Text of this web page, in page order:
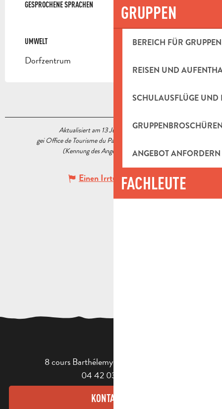
GRUPPEN
BEREICH FÜR GRUPPEN
REISEN UND
SCHULAUSFLÜGE UND
ANGEBOT ANFORDERN
FACHLEUTE
GESPROCHENE SPRACHEN
GESPROCHENE SPRACHEN
UMWELT
UMWELT
Dorfzentrum
Aktualisiert am 13 Juli 2026 Um 16:19
gei Office de Tourisme du Pays d’Aubagne et de l’Étoile
(Kennung des Angebots :
7887923)
Einen Irrtum angeben
8 cours Barthélemy - 13400 Aubagne
04 42 03 49 98
KONTAKT